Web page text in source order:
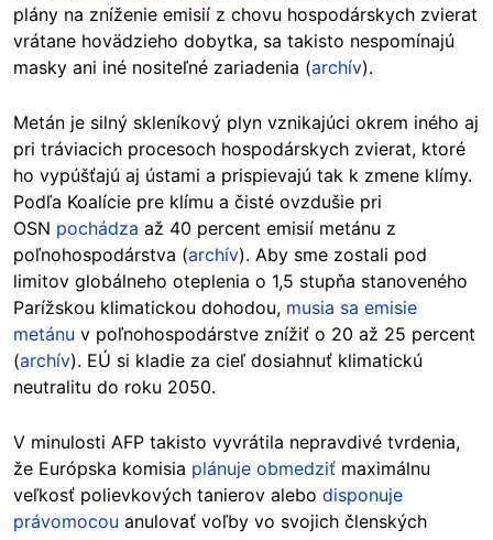
plány na zníženie emisií z chovu hospodárskych zvierat
vrátane hovädzieho dobytka, sa takisto nespomínajú
masky ani iné nositeľné zariadenia (archív).
Metán je silný skleníkový plyn vznikajúci okrem iného aj
pri tráviacich procesoch hospodárskych zvierat, ktoré
ho vypúšťajú aj ústami a prispievajú tak k zmene klímy.
Podľa Koalície pre klímu a čisté ovzdušie pri
OSN pochádza až 40 percent emisií metánu z
poľnohospodárstva (archív). Aby sme zostali pod
limitov globálneho oteplenia o 1,5 stupňa stanoveného
Parížskou klimatickou dohodou, musia sa emisie
metánu v poľnohospodárstve znížiť o 20 až 25 percent
(archív). EÚ si kladie za cieľ dosiahnuť klimatickú
neutralitu do roku 2050.
V minulosti AFP takisto vyvrátila nepravdivé tvrdenia,
že Európska komisia plánuje obmedziť maximálnu
veľkosť polievkových tanierov alebo disponuje
právomocou anulovať voľby vo svojich členských